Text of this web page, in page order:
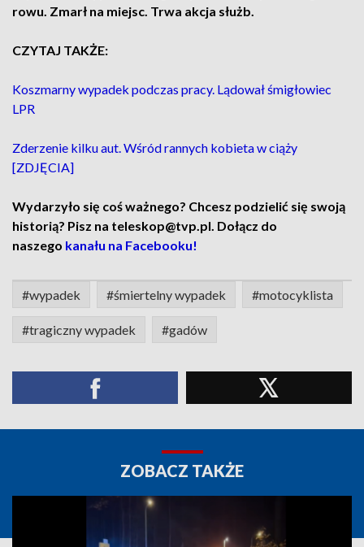
rowu. Zmarł na miejsc. Trwa akcja służb.
CZYTAJ TAKŻE:
Koszmarny wypadek podczas pracy. Lądował śmigłowiec
LPR
Zderzenie kilku aut. Wśród rannych kobieta w ciąży
[ZDJĘCIA]
Wydarzyło się coś ważnego? Chcesz podzielić się swoją
historią? Pisz na teleskop@tvp.pl. Dołącz do
naszego kanału na Facebooku!
#wypadek #śmiertelny wypadek #motocyklista
#tragiczny wypadek #gadów
ZOBACZ TAKŻE